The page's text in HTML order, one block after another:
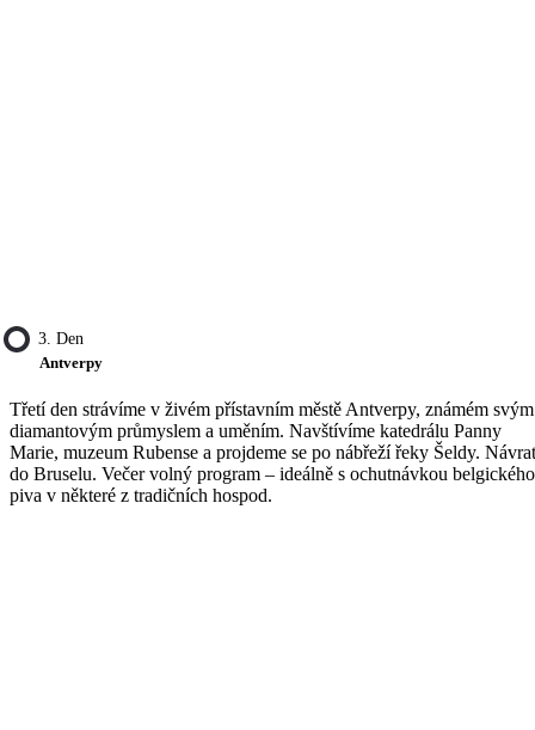
3. Den
Antverpy
Třetí den strávíme v živém přístavním městě Antverpy, známém svým
diamantovým průmyslem a uměním. Navštívíme katedrálu Panny
Marie, muzeum Rubense a projdeme se po nábřeží řeky Šeldy. Návrat
do Bruselu. Večer volný program – ideálně s ochutnávkou belgického
piva v některé z tradičních hospod.